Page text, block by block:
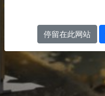
停留在此网站